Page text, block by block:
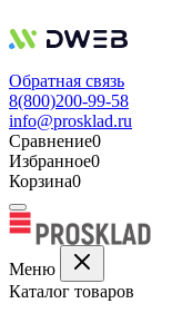
Обратная связь
8(800)200-99-58
info@prosklad.ru
Сравнение0
Избранное0
Корзина0
Меню
Каталог товаров